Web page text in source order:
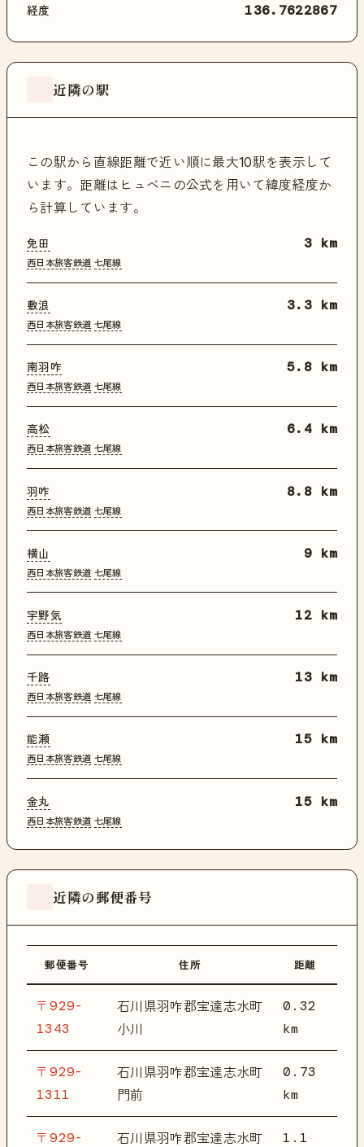
経度 136.7622867
近隣の駅
この駅から直線距離で近い順に最大10駅を表示して
います。距離はヒュベニの公式を用いて緯度経度か
ら計算しています。
免田
西日本旅客鉄道 七尾線
3 km
敷浪
西日本旅客鉄道 七尾線
3.3 km
南羽咋
西日本旅客鉄道 七尾線
5.8 km
高松
西日本旅客鉄道 七尾線
6.4 km
羽咋
西日本旅客鉄道 七尾線
8.8 km
横山
西日本旅客鉄道 七尾線
9 km
宇野気
西日本旅客鉄道 七尾線
12 km
千路
西日本旅客鉄道 七尾線
13 km
能瀬
西日本旅客鉄道 七尾線
15 km
金丸
西日本旅客鉄道 七尾線
15 km
近隣の郵便番号
郵便番号 住所 距離
〒929-
1343
石川県羽咋郡宝達志水町
小川
0.32
km
〒929-
1311
石川県羽咋郡宝達志水町
門前
0.73
km
〒929- 石川県羽咋郡宝達志水町 1.1